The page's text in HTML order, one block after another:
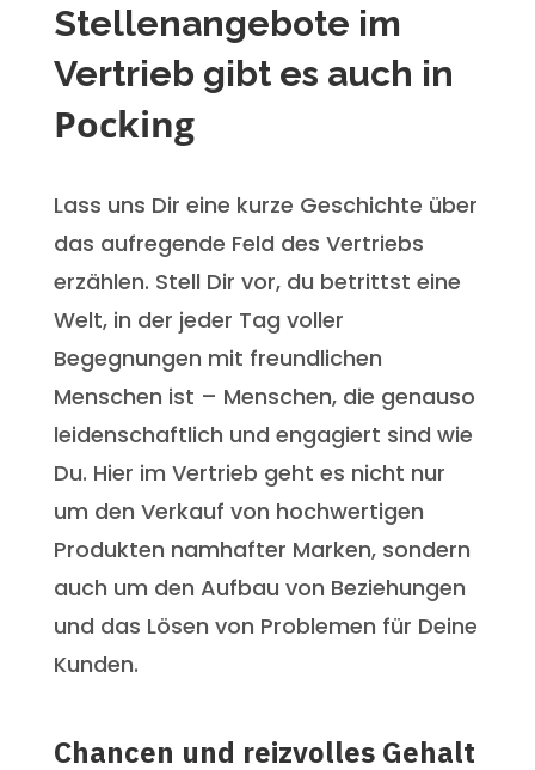
Stellenangebote im
Vertrieb gibt es auch in
Pocking
Lass uns Dir eine kurze Geschichte über
das aufregende Feld des Vertriebs
erzählen. Stell Dir vor, du betrittst eine
Welt, in der jeder Tag voller
Begegnungen mit freundlichen
Menschen ist – Menschen, die genauso
leidenschaftlich und engagiert sind wie
Du. Hier im Vertrieb geht es nicht nur
um den Verkauf von hochwertigen
Produkten namhafter Marken, sondern
auch um den Aufbau von Beziehungen
und das Lösen von Problemen für Deine
Kunden.
Chancen und reizvolles Gehalt